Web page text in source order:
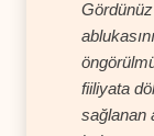
fiiliyata
sağlanan